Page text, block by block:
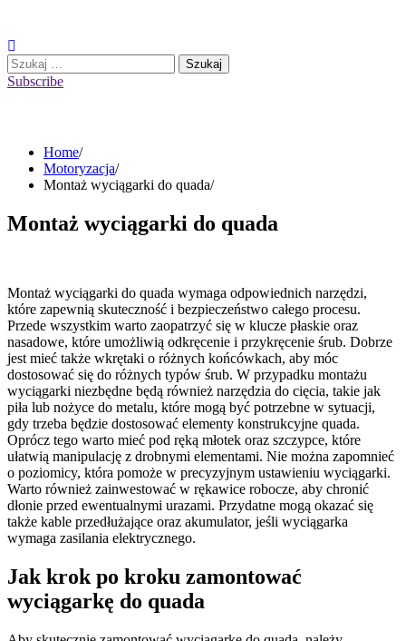
content
Szukaj:
Subscribe
Home
Motoryzacja
Montaż wyciągarki do quada
Montaż wyciągarki do quada
Montaż wyciągarki do quada wymaga odpowiednich narzędzi,
które zapewnią skuteczność i bezpieczeństwo całego procesu.
Przede wszystkim warto zaopatrzyć się w klucze płaskie oraz
nasadowe, które umożliwią odkręcenie i przykręcenie śrub. Dobrze
jest mieć także wkrętaki o różnych końcówkach, aby móc
dostosować się do różnych typów śrub. W przypadku montażu
wyciągarki niezbędne będą również narzędzia do cięcia, takie jak
piła lub nożyce do metalu, które mogą być potrzebne w sytuacji,
gdy trzeba będzie dostosować elementy konstrukcyjne quada.
Oprócz tego warto mieć pod ręką młotek oraz szczypce, które
ułatwią manipulację z drobnymi elementami. Nie można zapomnieć
o poziomicy, która pomoże w precyzyjnym ustawieniu wyciągarki.
Warto również zainwestować w rękawice robocze, aby chronić
dłonie przed ewentualnymi urazami. Przydatne mogą okazać się
także kable przedłużające oraz akumulator, jeśli wyciągarka
wymaga zasilania elektrycznego.
Jak krok po kroku zamontować
wyciągarkę do quada